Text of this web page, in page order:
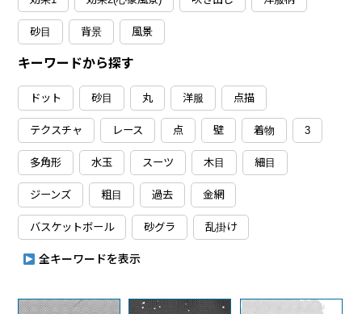
砂目 背景 風景
キーワードから探す
ドット 砂目 丸 洋服 点描
テクスチャ レース 点 壁 着物 3
多角形 水玉 スーツ 木目 細目
ジーンズ 粗目 過去 金網
バスケットボール 砂グラ 乱掛け
全キーワードを表示